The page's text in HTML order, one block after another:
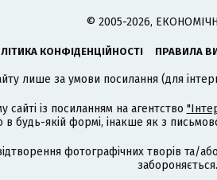
© 2005-2026,
КОНФІДЕНЦІЙНОСТІ ПРАВИЛА
лише за умови посилання (для
сайті із посиланням на агентство
будь-якій формі, інакше як з
фотографічних творів та/
забороняється.